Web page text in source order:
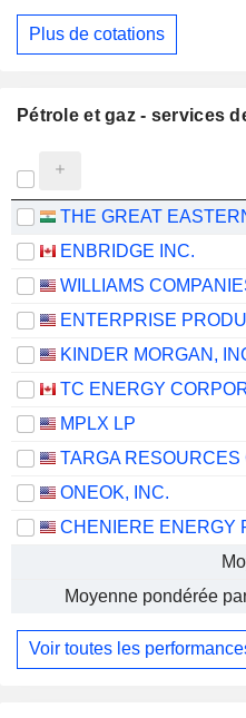
Plus de cotations
Pétrole et gaz - services
ENBRIDGE INC.
KINDER MORGAN,
MPLX LP
ONEOK, INC.
Moyenne pondérée
Voir toutes les